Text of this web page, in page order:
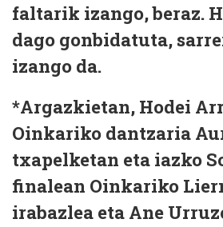
faltarik izango, beraz.
dago gonbidatuta,
izango da.
*Argazkietan, Hodei
Oinkariko dantzaria
txapelketan eta iazko
finalean Oinkariko
irabazlea eta Ane